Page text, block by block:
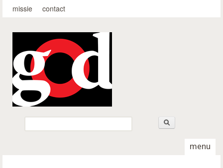
Top-menu
missie contact
godschrift.nl
Zoekveld
menu